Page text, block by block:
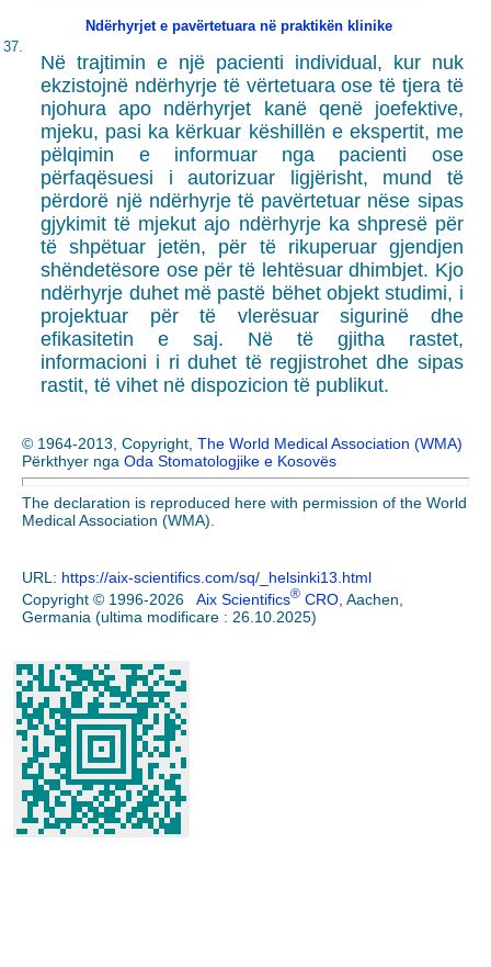
Ndërhyrjet e pavërtetuara në praktikën klinike
37.
Në trajtimin e një pacienti individual, kur nuk
ekzistojnë ndërhyrje të vërtetuara ose të tjera të
njohura apo ndërhyrjet kanë qenë joefektive,
mjeku, pasi ka kërkuar këshillën e ekspertit, me
pëlqimin e informuar nga pacienti ose
përfaqësuesi i autorizuar ligjërisht, mund të
përdorë një ndërhyrje të pavërtetuar nëse sipas
gjykimit të mjekut ajo ndërhyrje ka shpresë për
të shpëtuar jetën, për të rikuperuar gjendjen
shëndetësore ose për të lehtësuar dhimbjet. Kjo
ndërhyrje duhet më pastë bëhet objekt studimi, i
projektuar për të vlerësuar sigurinë dhe
efikasitetin e saj. Në të gjitha rastet,
informacioni i ri duhet të regjistrohet dhe sipas
rastit, të vihet në dispozicion të publikut.
© 1964-2013, Copyright, The World Medical Association (WMA)
Përkthyer nga Oda Stomatologjike e Kosovës
The declaration is reproduced here with permission of the World
Medical Association (WMA).
URL: https://aix-scientifics.com/sq/ _helsinki13.html
Copyright © 1996-2026 Aix Scientifics® CRO , Aachen,
Germania (ultima modificare : 26.10.2025)